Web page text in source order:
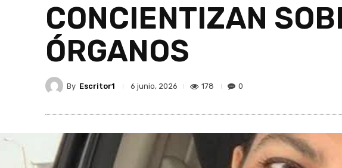
CONCIENTIZAN
ÓRGANOS
By Escritor1 6 junio, 2026 178 0